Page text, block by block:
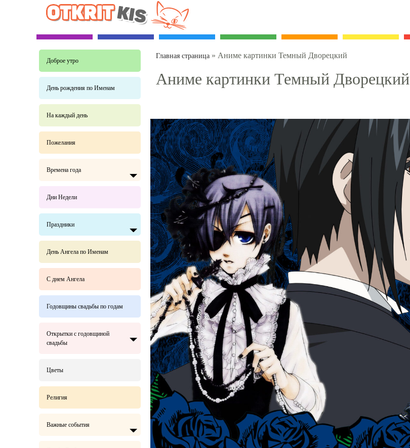
Доброе утро
День рождения по Именам
На каждый день
Пожелания
Времена года
Дни Недели
Праздники
День Ангела по Именам
С днем Ангела
Годовщины свадьбы по годам
Открытки с годовщиной
свадьбы
Цветы
Религия
Важные события
Главная страница » Аниме картинки Темный Дворецкий
Аниме картинки Темный Дворецкий